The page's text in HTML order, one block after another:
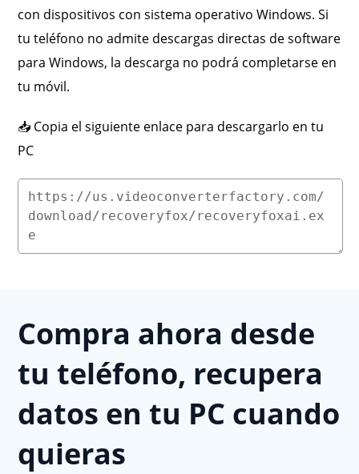
con dispositivos con sistema operativo Windows. Si
tu teléfono no admite descargas directas de software
para Windows, la descarga no podrá completarse en
tu móvil.
📥 Copia el siguiente enlace para descargarlo en tu
PC
Compra ahora desde
tu teléfono, recupera
datos en tu PC cuando
quieras